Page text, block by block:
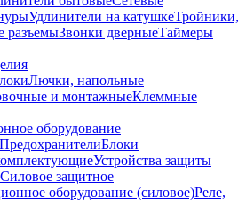
Удлинители на катушкеТройники,
разъемыЗвонки дверныеТаймеры
Лючки, напольные
и монтажныеКлеммные
оборудование
ПредохранителиБлоки
Устройства защиты
Силовое защитное
оборудование (силовое)Реле,